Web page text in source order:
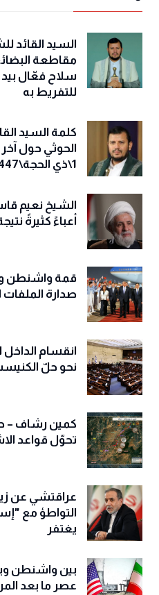
السيد القائد
مقاطعة
سلاح فعّال بيد
للتفريط به
كلمة السيد
الحوثي حول
1\ذي الحجة\1447
الشيخ نعيم
أعباءً كثيرةً
قمة واشنطن
صدارة الملفات
انقسام الداخل
نحو حلّ
كمين رشاف –
تحوّل قواعد
عراقتشي عن
التواطؤ مع
يغتفر
بين واشنطن
عصر ما بعد